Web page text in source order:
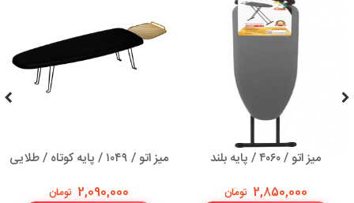
میز اتو / ۴۰۶۰ / پایه بلند
2,850,000 تومان
میز اتو / ۱۰۴۹ / پایه کوتاه / طلایی
2,090,000 تومان